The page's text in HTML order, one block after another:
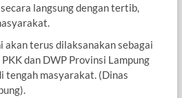
langsung dengan tertib,
terus dilaksanakan sebagai
dan DWP Provinsi Lampung
tengah masyarakat. (Dinas